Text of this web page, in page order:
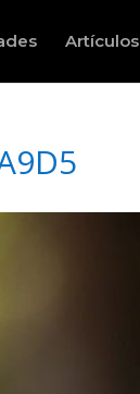
Artículos